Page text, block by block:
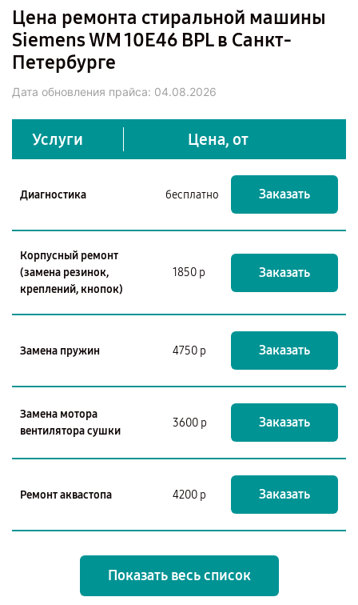
Цена ремонта стиральной машины
Siemens WM 10E46 BPL в Санкт-
Петербурге
Дата обновления прайса: 04.08.2026
Услуги Цена, от
Диагностика бесплатно Заказать
Корпусный ремонт
(замена резинок,
креплений, кнопок)
1850 р Заказать
Замена пружин 4750 р Заказать
Замена мотора
вентилятора сушки
3600 р Заказать
Ремонт аквастопа 4200 р Заказать
Показать весь список